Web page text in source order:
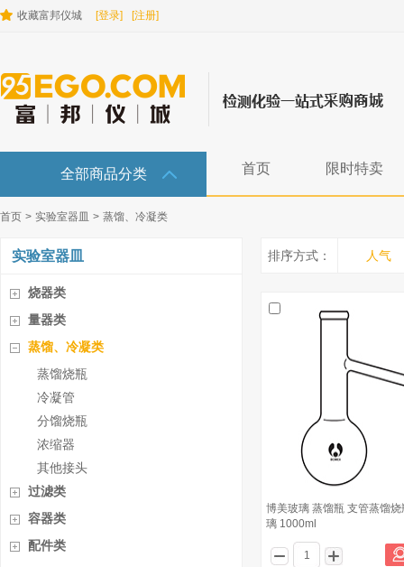
收藏富邦仪城 [登录] [注册]
全部商品分类 首页 限时特卖
首页 > 实验室器皿 > 蒸馏、冷凝类
实验室器皿
烧器类
量器类
蒸馏、冷凝类
蒸馏烧瓶
冷凝管
分馏烧瓶
浓缩器
其他接头
过滤类
容器类
配件类
排序方式： 人气
博美玻璃 蒸馏瓶 支管蒸馏烧
璃 1000ml